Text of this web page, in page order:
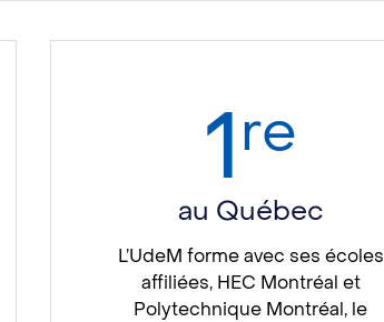
1re
au Québec
L’UdeM forme avec ses écoles
affiliées, HEC Montréal et
Polytechnique Montréal, le